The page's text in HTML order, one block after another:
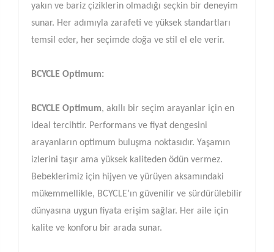
yakın ve bariz çiziklerin olmadığı seçkin bir deneyim
sunar. Her adımıyla zarafeti ve yüksek standartları
temsil eder, her seçimde doğa ve stil el ele verir.
BCYCLE Optimum:
BCYCLE Optimum, akıllı bir seçim arayanlar için en
ideal tercihtir. Performans ve fiyat dengesini
arayanların optimum buluşma noktasıdır. Yaşamın
izlerini taşır ama yüksek kaliteden ödün vermez.
Bebeklerimiz için hijyen ve yürüyen aksamındaki
mükemmellikle, BCYCLE’ın güvenilir ve sürdürülebilir
dünyasına uygun fiyata erişim sağlar. Her aile için
kalite ve konforu bir arada sunar.